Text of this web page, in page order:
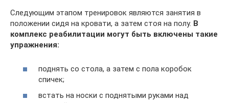
Следующим этапом тренировок являются занятия в
положении сидя на кровати, а затем стоя на полу. В
комплекс реабилитации могут быть включены такие
упражнения:
поднять со стола, а затем с пола коробок
спичек;
встать на носки с поднятыми руками над